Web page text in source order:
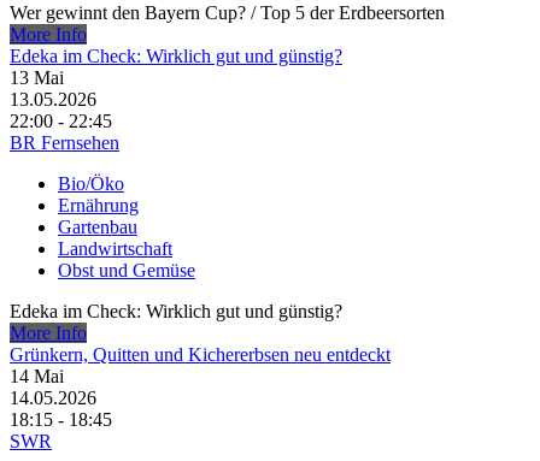
Wer gewinnt den Bayern Cup? /​ Top 5 der Erdbeersorten
More Info
Edeka im Check: Wirklich gut und günstig?
13 Mai
13.05.2026
22:00 - 22:45
BR Fernsehen
Bio/Öko
Ernährung
Gartenbau
Landwirtschaft
Obst und Gemüse
Edeka im Check: Wirklich gut und günstig?
More Info
Grünkern, Quitten und Kichererbsen neu entdeckt
14 Mai
14.05.2026
18:15 - 18:45
SWR